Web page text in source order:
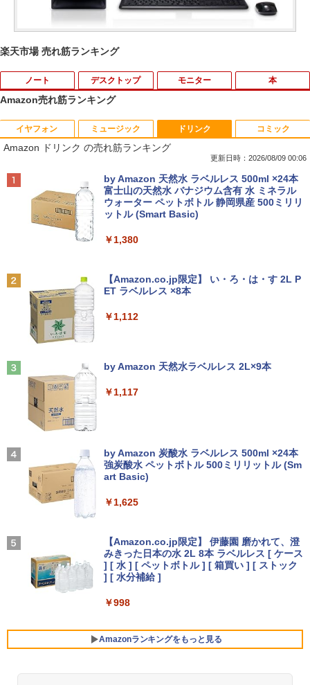
楽天市場 売れ筋ランキング
ノート
1
中古ノートパソコン インテル Celeron C
ore i5 Windows11 Pro Office 2024付き
メモリ4GB/8GB/16GB選択可 SSD128G
B/1TB選択可 15.6型 テンキー ビジネス
在宅勤務 学生向け 初期設定不要 店長お
まかせ中古厳選 ノートPC ノート パソコ
ン 中古PC 在宅ワーク オフィス 中古
【クーポン使用で25,460円 8/2〜10迄】
軽量 小型 レッツノート SV8 12.1型 第8
D 256GB Wi-Fi5 Bluetooth USB Type-
第10世代 以降 メモリ 8GB SSD 256GB
｜富士通 LIFEBOOK A5510｜中古 ノー
トパソコン オフィス付き 中古PC ノート
th 15.6インチ 初期設定済み
ノートパソコン 14インチ 新品 Windows
11 Pro Office搭載 日本語キーボード メ
モリ 8GB SSD 128GB 256GB 512GB 1
TB Webカメラ WiFi Bluetooth 選べる
C ピンク シルバー 最短当日出荷
デスクトップ モニター
1
WACOM 液晶ペンタブレット DTK-2451/
G0 wacom ワコム 液晶 液タブ タブ タブ
￥6,500
【期間限定5%OFFクーポン 8/12 10時ま
で】 ゲーミングモニター モニター 24.5
カット ノングレア HDMI Adaptive-Sync
ブラック MAXZEN MGM25IC03 マクス
まで】 ゲーミングモニター 27インチ FH
40
￥13,980
e Care [ 27型 / フルHD(1920×1080) / ワ
イド ] VA279HG
￥15,800
1EDB ブラック 18.5型ワイド液晶ディス
プレイ LCDAH191EDB
￥16,266
本
1
【中古】 祇園祭千百五十年記念 中近世祇
園社の研究 / 下坂 守 / 法蔵館 [単行本]
￥14,794
学園騎士のレベルアップ！レベル1000超
えの転生者、落ちこぼれクラスに入学。
￥792
]
￥3,960
ちいかわ なんか小さくてかわいいやつ
（1） （ワイドKC） [ ナガノ ]
￥1,100
Amazon売れ筋ランキング
イヤフォン
Anker Soundcore P42i (Bluetooth 6.1)【完
全ワイヤレスイヤホン/ウルトラノイズキャン
セリング 3.5 / マルチポイント接続 / 最大40時
間再生 / コンパクト形状/持ち運びに便利 / IP5
ル
Anker Soundcore Liberty 5 ディープブルー
【2026年アップグレード版】AOKIMI ワイヤ
軽量 ブルートゥースHi-Fi 最大36時間再生 ぶ
付き 防水 タッチ式音量調整 スポーツ/通勤/通
学/WEB会議(ホワイト)
￥1,964
リング ANC 36時間再生
ミュージック
BRUCE WAYNE feat. Flo Milli, ATL Jacob
[Explicit]
￥250
[Explicit]
￥250
￥250
ドリンク
Amazon ドリンク の売れ筋ランキング
更新日時：2026/08/09 00:06
by Amazon 天然水 ラベルレス 500ml ×24本
富士山の天然水 バナジウム含有 水 ミネラル
ウォーター ペットボトル 静岡県産 500ミリリ
ットル (Smart Basic)
￥1,380
【Amazon.co.jp限定】 い・ろ・は・す 2L P
ET ラベルレス ×8本
￥1,112
by Amazon 天然水ラベルレス 2L×9本
￥1,117
by Amazon 炭酸水 ラベルレス 500ml ×24本
強炭酸水 ペットボトル 500ミリリットル (Sm
art Basic)
￥1,625
【Amazon.co.jp限定】 伊藤園 磨かれて、澄
みきった日本の水 2L 8本 ラベルレス [ ケース
] [ 水 ] [ ペットボトル ] [ 箱買い ] [ ストック
] [ 水分補給 ]
￥998
Amazonランキングをもっと見る
コミック